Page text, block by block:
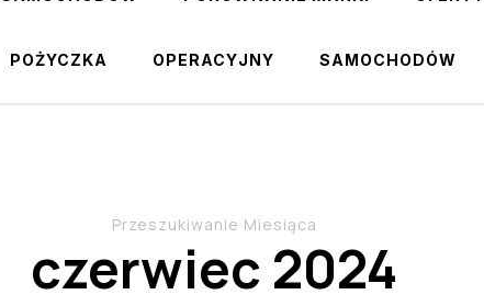
POŻYCZKA OPERACYJNY SAMOCHODÓW
Przeszukiwanie Miesiąca
czerwiec 2024